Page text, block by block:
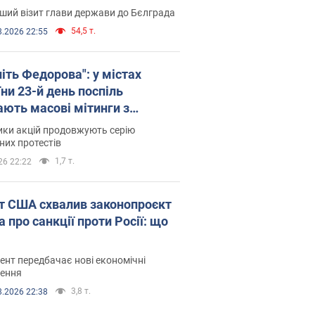
візит глави держави до Бєлграда
22:55 54,5 т.
Федорова": у містах
23-й день поспіль
масові мітинги з
Фото і відео
акцій продовжують серію
протестів
22:22 1,7 т.
США схвалив законопроєкт
про санкції проти Росії: що
передбачає нові економічні
22:38 3,8 т.